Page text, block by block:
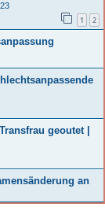
1 2
geoutet |
an